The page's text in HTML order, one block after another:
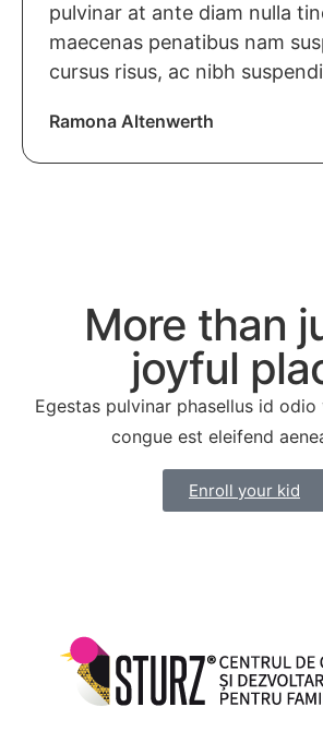
pulvinar at ante diam nulla
maecenas penatibus nam
cursus risus, ac nibh
Ramona Altenwerth
More than
joyful
Egestas pulvinar phasellus id
congue est eleifend
Enroll your kid